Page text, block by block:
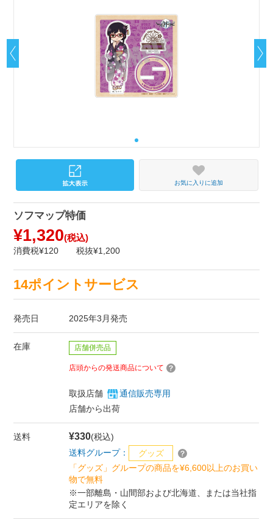
お気に入りに追加
ソフマップ特価
¥1,320(税込)
消費税¥120 税抜¥1,200
14ポイントサービス
発売日 2025年3月発売
在庫 店舗併売品
店頭からの発送商品について
取扱店舗
通信販売専用
店舗から出荷
送料 ¥330(税込)
送料グループ：
グッズ
「グッズ」グループの商品を¥6,600以上のお買い
物で無料
※一部離島・山間部および北海道、または当社指
定エリアを除く